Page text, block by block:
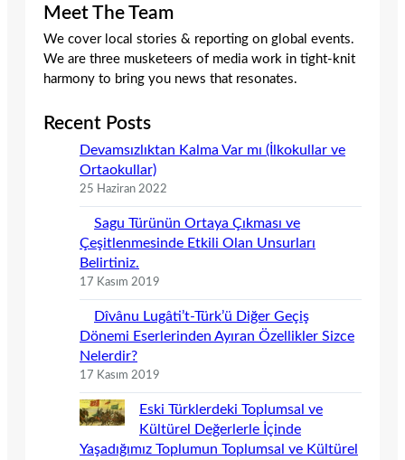
Meet The Team
We cover local stories & reporting on global events.
We are three musketeers of media work in tight-knit
harmony to bring you news that resonates.
Recent Posts
Devamsızlıktan Kalma Var mı (İlkokullar ve
Ortaokullar)
25 Haziran 2022
Sagu Türünün Ortaya Çıkması ve
Çeşitlenmesinde Etkili Olan Unsurları
Belirtiniz.
17 Kasım 2019
Dîvânu Lugâti’t-Türk’ü Diğer Geçiş
Dönemi Eserlerinden Ayıran Özellikler Sizce
Nelerdir?
17 Kasım 2019
Eski Türklerdeki Toplumsal ve
Kültürel Değerlerle İçinde
Yaşadığımız Toplumun Toplumsal ve Kültürel